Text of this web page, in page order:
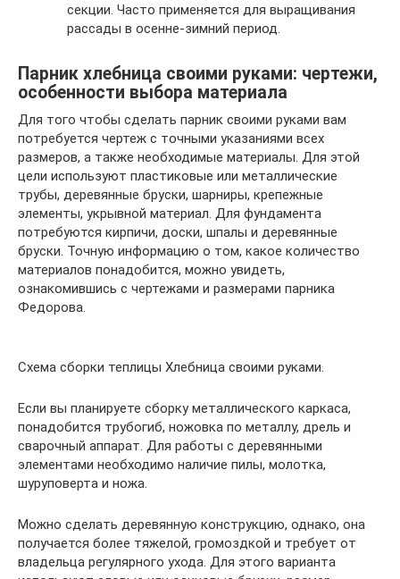
секции. Часто применяется для выращивания
рассады в осенне-зимний период.
Парник хлебница своими руками: чертежи,
особенности выбора материала
Для того чтобы сделать парник своими руками вам
потребуется чертеж с точными указаниями всех
размеров, а также необходимые материалы. Для этой
цели используют пластиковые или металлические
трубы, деревянные бруски, шарниры, крепежные
элементы, укрывной материал. Для фундамента
потребуются кирпичи, доски, шпалы и деревянные
бруски. Точную информацию о том, какое количество
материалов понадобится, можно увидеть,
ознакомившись с чертежами и размерами парника
Федорова.
Схема сборки теплицы Хлебница своими руками.
Если вы планируете сборку металлического каркаса,
понадобится трубогиб, ножовка по металлу, дрель и
сварочный аппарат. Для работы с деревянными
элементами необходимо наличие пилы, молотка,
шуруповерта и ножа.
Можно сделать деревянную конструкцию, однако, она
получается более тяжелой, громоздкой и требует от
владельца регулярного ухода. Для этого варианта